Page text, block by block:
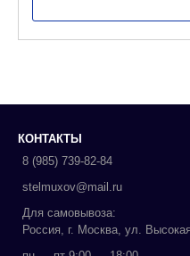
КОНТАКТЫ
8 (985) 739-82-84
stelmuxov@mail.ru
Для самовывоза:
Россия, г. Москва, ул.